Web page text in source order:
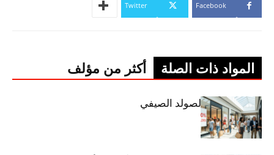
Facebook
Twitter
المواد ذات الصلة أكثر من مؤلف
اليوم: إنطلاق الصولد الصيفي